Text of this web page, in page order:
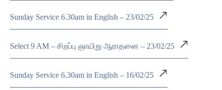
Sunday Service 6.30am in English – 23/02/25
Select 9 AM – சிறப்பு ஞாயிறு ஆராதனை – 23/02/25
Sunday Service 6.30am in English – 16/02/25